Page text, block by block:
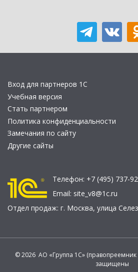
Вход для партнеров 1С
Учебная версия
Стать партнером
Политика конфиденциальности
Замечания по сайту
Другие сайты
Телефон: +7 (495) 737-
Email: site_v8@1c.ru
Отдел продаж: г. Москва, улица
© 2026 АО «Группа 1С» (правопреемник
защищены